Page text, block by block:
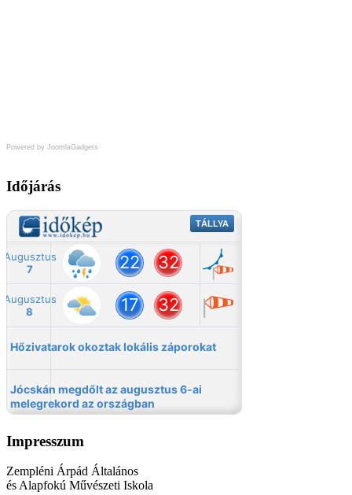
Powered by JoomlaGadgets
Időjárás
Impresszum
Zempléni Árpád Általános
és Alapfokú Művészeti Iskola